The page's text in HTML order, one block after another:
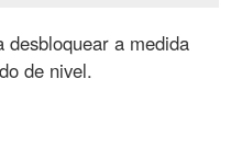
desbloquear a medida
de nivel.